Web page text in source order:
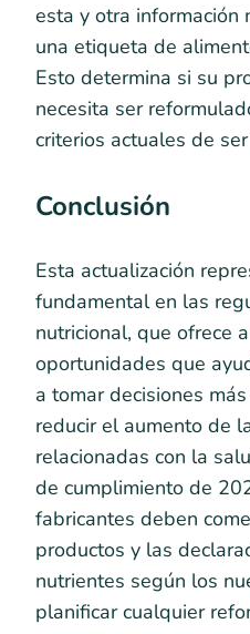
esta y otra información
una etiqueta de
Esto determina si su
necesita ser
criterios actuales de ser
Conclusión
Esta actualización
fundamental en las
nutricional, que ofrece
oportunidades que
a tomar decisiones
reducir el aumento de
relacionadas con la
de cumplimiento de
fabricantes deben
productos y las
nutrientes según los
planificar cualquier